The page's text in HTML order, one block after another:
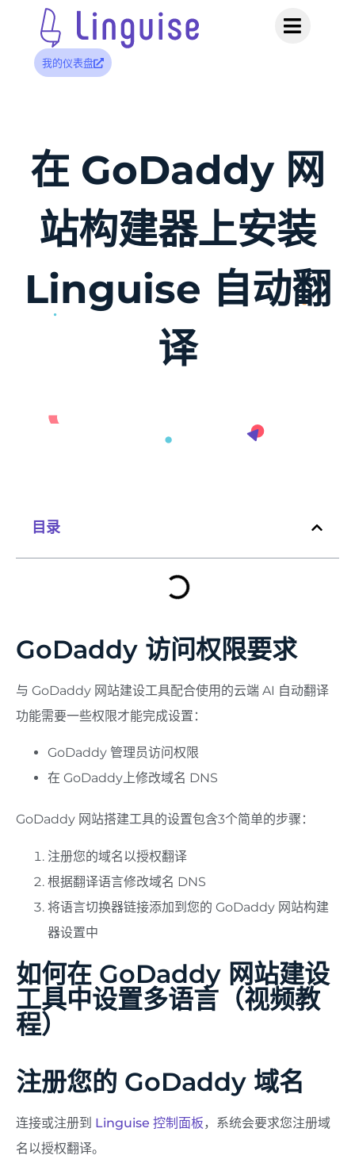
我的仪表盘
在 GoDaddy 网
站构建器上安装
Linguise 自动翻
译
目录
GoDaddy 访问权限要求
与 GoDaddy 网站建设工具配合使用的云端 AI 自动翻译
功能需要一些权限才能完成设置：
GoDaddy 管理员访问权限
在 GoDaddy上修改域名 DNS
GoDaddy 网站搭建工具的设置包含3个简单的步骤：
注册您的域名以授权翻译
根据翻译语言修改域名 DNS
将语言切换器链接添加到您的 GoDaddy 网站构建
器设置中
如何在 GoDaddy 网站建设
工具中设置多语言（视频教
程）
注册您的 GoDaddy 域名
连接或注册到 Linguise 控制面板，系统会要求您注册域
名以授权翻译。